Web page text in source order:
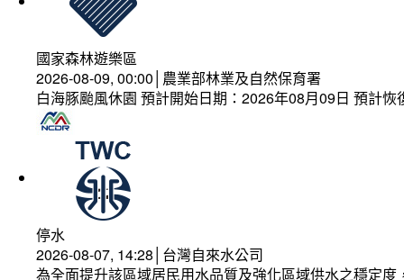
國家森林遊樂區
2026-08-09, 00:00│農業部林業及自然保育署
白海豚颱風休園 預計開始日期：2026年08月09日 預計
停水
2026-08-07, 14:28│台灣自來水公司
為全面提升該區域居民用水品質及強化區域供水之穩定